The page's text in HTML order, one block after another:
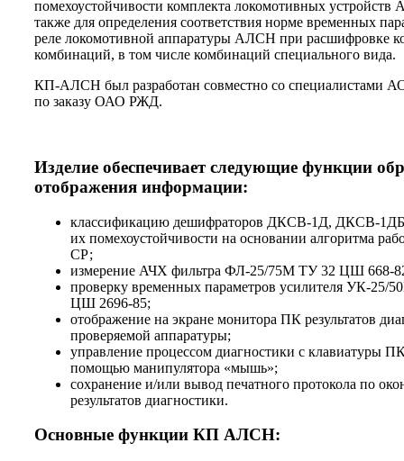
помехоустойчивости комплекта локомотивных
также для определения соответствия норме временных
реле локомотивной аппаратуры АЛСН при расшифровке
комбинаций, в том числе комбинаций специального вида.
КП-АЛСН был разработан совместно со специалистами
по заказу ОАО РЖД.
Изделие обеспечивает следующие функции
отображения информации:
классификацию дешифраторов ДКСВ-1Д, ДКСВ-1ДБ
их помехоустойчивости на основании алгоритма
СР;
измерение АЧХ фильтра ФЛ-25/75М ТУ 32 ЦШ 668-
проверку временных параметров усилителя УК-25/
ЦШ 2696-85;
отображение на экране монитора ПК результатов
проверяемой аппаратуры;
управление процессом диагностики с клавиатуры
помощью манипулятора «мышь»;
сохранение и/или вывод печатного протокола по
результатов диагностики.
Основные функции КП АЛСН: